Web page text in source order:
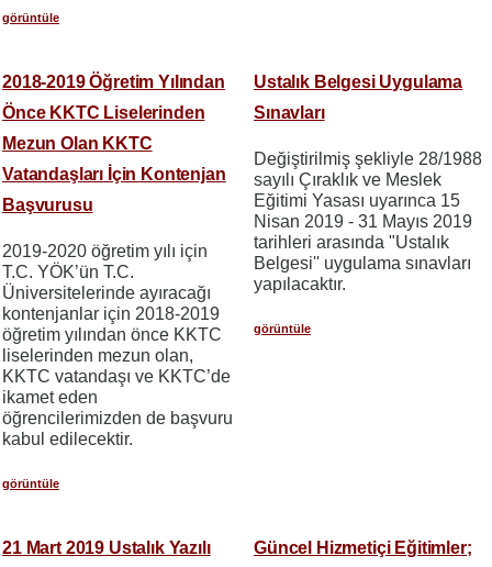
görüntüle
2018-2019 Öğretim Yılından
Önce KKTC Liselerinden
Mezun Olan KKTC
Vatandaşları İçin Kontenjan
Başvurusu
2019-2020 öğretim yılı için
T.C. YÖK’ün T.C.
Üniversitelerinde ayıracağı
kontenjanlar için 2018-2019
öğretim yılından önce KKTC
liselerinden mezun olan,
KKTC vatandaşı ve KKTC’de
ikamet eden
öğrencilerimizden de başvuru
kabul edilecektir.
görüntüle
Ustalık Belgesi Uygulama
Sınavları
Değiştirilmiş şekliyle 28/1988
sayılı Çıraklık ve Meslek
Eğitimi Yasası uyarınca 15
Nisan 2019 - 31 Mayıs 2019
tarihleri arasında "Ustalık
Belgesi'' uygulama sınavları
yapılacaktır.
görüntüle
21 Mart 2019 Ustalık Yazılı
Güncel Hizmetiçi Eğitimler;